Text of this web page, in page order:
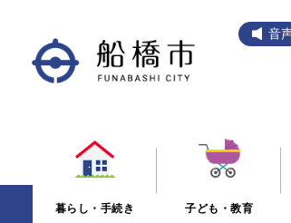
音
暮らし・手続き 子ども・教育